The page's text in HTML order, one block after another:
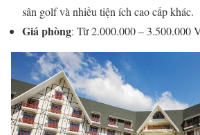
sân golf và nhiều tiện ích cao cấp khác.
Giá phòng: Từ 2.000.000 – 3.500.000